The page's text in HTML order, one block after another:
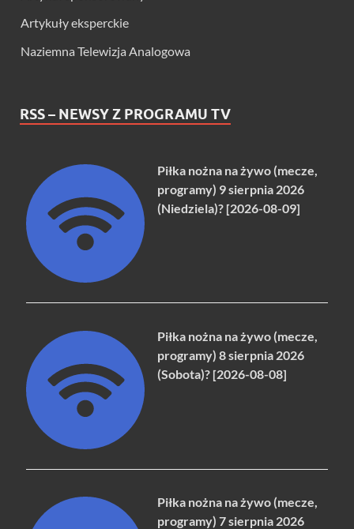
Artykuły eksperckie
Naziemna Telewizja Analogowa
RSS – NEWSY Z PROGRAMU TV
Piłka nożna na żywo (mecze,
programy) 9 sierpnia 2026
(Niedziela)? [2026-08-09]
Piłka nożna na żywo (mecze,
programy) 8 sierpnia 2026
(Sobota)? [2026-08-08]
Piłka nożna na żywo (mecze,
programy) 7 sierpnia 2026